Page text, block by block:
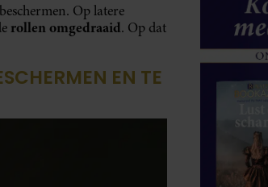
Op latere
rollen omgedraaid. Op dat
EN TE